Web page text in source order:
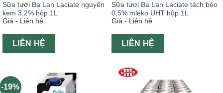
Sữa tươi Ba Lan Laciate nguyên
kem 3,2% hộp 1L
Giá - Liên hệ
LIÊN HỆ
Sữa tươi Ba Lan Laciate tách béo
0,5% mleko UHT hộp 1L
Giá - Liên hệ
LIÊN HỆ
-19%